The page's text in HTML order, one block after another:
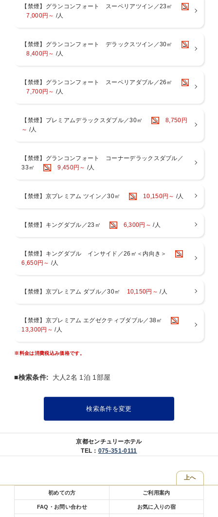
い。
＜提携駐車場や駐車代割引はございません。お客様ご自身にて実費精
【駐車場のまとめ】
・事前予約、スペース確保、電話連絡にて確保は一切不可
・宿泊者一泊1台あたり 2，000円
・駐車時間15:00～翌12:00まで（以降30分毎に800円）
・駐車スペース車長 5.5m 車幅 2.2m 車高 2.2m
【禁煙】グランコンフォート スーペリアツイン／23㎡
7,000円～ /人
【禁煙】グランコンフォート デラックスツイン／30㎡
8,400円～ /人
【禁煙】グランコンフォート スーペリアダブル／26㎡
7,700円～ /人
【禁煙】プレミアムデラックスダブル／30㎡
8,750円
～ /人
【禁煙】グランコンフォート コーナーデラックスダブル／
33㎡
9,450円～ /人
【禁煙】京プレミアム ツイン／30㎡ 10,150円～ /人
【禁煙】キングダブル／23㎡ 6,300円～ /人
【禁煙】キングダブル インサイド／26㎡＜内向き＞
6,650円～ /人
【禁煙】京プレミアム ダブル／30㎡ 10,150円～ /人
【禁煙】京プレミアム エグゼクティブダブル／38㎡
13,300円～ /人
※料金は消費税込み価格です。
■検索条件: 大人2名 1泊 1部屋
検索条件を変更
京都センチュリーホテル
TEL： 075-351-0111
上へ
初めての方 ご利用案内
FAQ・お問い合わせ お気に入りの宿